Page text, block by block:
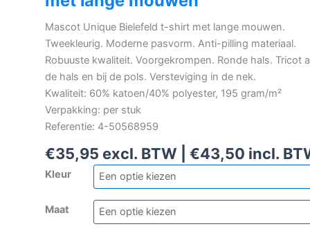
Mascot Unique Bielefeld t-shirt met lange mouwen.
Tweekleurig. Moderne pasvorm. Anti-pilling materiaal.
Robuuste kwaliteit. Voorgekrompen. Ronde hals. Tricot
de hals en bij de pols. Versteviging in de nek.
Kwaliteit: 60% katoen/40% polyester, 195 gram/m²
Verpakking: per stuk
Referentie: 4-50568959
€35,95 excl. BTW | €43,50 incl.
Kleur
Maat